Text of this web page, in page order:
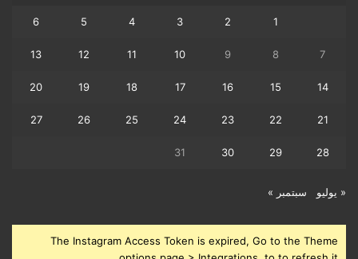
1
2
3
4
5
6
7
8
9
10
11
12
13
14
15
16
17
18
19
20
21
22
23
24
25
26
27
28
29
30
31
« يوليو سبتمبر »
The Instagram Access Token is expired, Go to the Theme